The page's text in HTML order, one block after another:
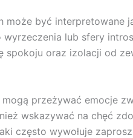
może być interpretowane
lub sfery
spokoju oraz izolacji od
przeżywać emocje
wskazywać na chęć
często wywołuje